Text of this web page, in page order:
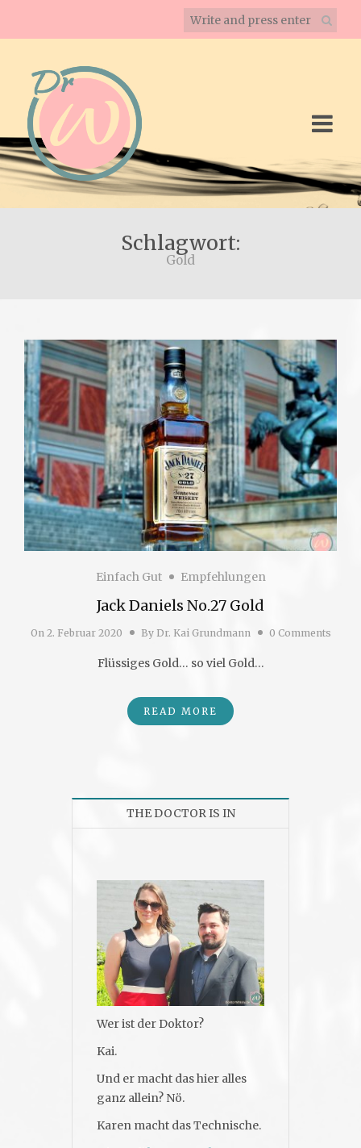
Schlagwort:
Gold
Einfach Gut Empfehlungen
Jack Daniels No.27 Gold
On 2. Februar 2020 By Dr. Kai Grundmann 0 Comments
Flüssiges Gold… so viel Gold…
READ MORE
THE DOCTOR IS IN
Wer ist der Doktor?
Kai.
Und er macht das hier alles
ganz allein? Nö.
Karen macht das Technische.